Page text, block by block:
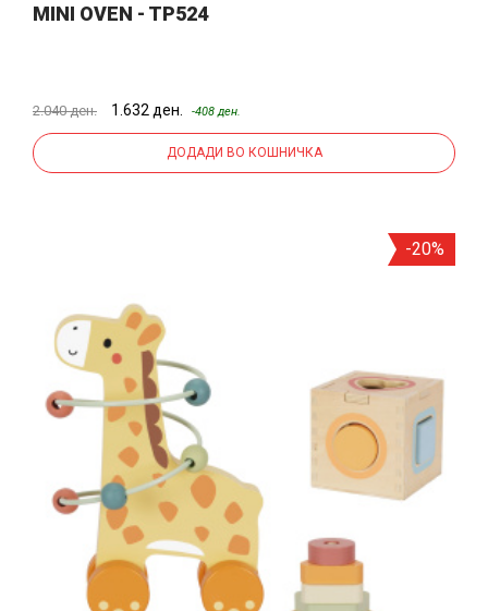
MINI OVEN - TP524
2.040 ден. 1.632 ден. -408 ден.
ДОДАДИ ВО КОШНИЧКА
-20%